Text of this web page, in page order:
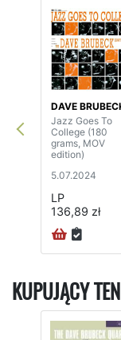
DAVE
Jazz Goes To
College (180
grams, MOV
edition)
5.07.2024
LP
136,89 zł
KUPUJĄCY